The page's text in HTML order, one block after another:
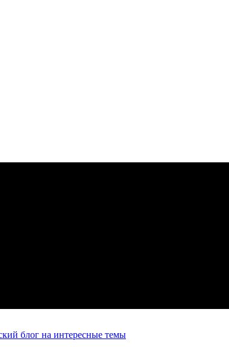
блог на интересные темы